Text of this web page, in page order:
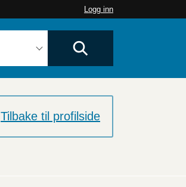
Logg inn
Tilbake til profilside